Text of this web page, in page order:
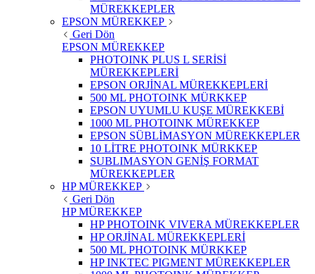
MÜREKKEPLER
EPSON MÜREKKEP
Geri Dön
EPSON MÜREKKEP
PHOTOINK PLUS L SERİSİ
MÜREKKEPLERİ
EPSON ORJİNAL MÜREKKEPLERİ
500 ML PHOTOINK MÜRKKEP
EPSON UYUMLU KUŞE MÜREKKEBİ
1000 ML PHOTOINK MÜREKKEP
EPSON SÜBLİMASYON MÜREKKEPLER
10 LİTRE PHOTOINK MÜRKKEP
SUBLIMASYON GENİŞ FORMAT
MÜREKKEPLER
HP MÜREKKEP
Geri Dön
HP MÜREKKEP
HP PHOTOINK VIVERA MÜREKKEPLER
HP ORJİNAL MÜREKKEPLERİ
500 ML PHOTOINK MÜRKKEP
HP INKTEC PIGMENT MÜREKKEPLER